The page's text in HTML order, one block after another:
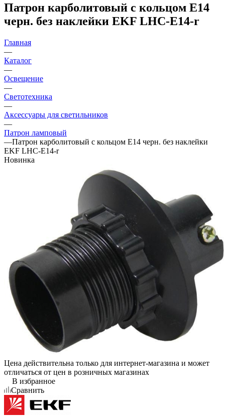
Патрон карболитовый с кольцом Е14
черн. без наклейки EKF LHC-E14-r
Главная
—
Каталог
—
Освещение
—
Светотехника
—
Аксессуары для светильников
—
Патрон ламповый
—Патрон карболитовый с кольцом Е14 черн. без наклейки
EKF LHC-E14-r
Новинка
Цена действительна только для интернет-магазина и может
отличаться от цен в розничных магазинах
В избранное
Сравнить